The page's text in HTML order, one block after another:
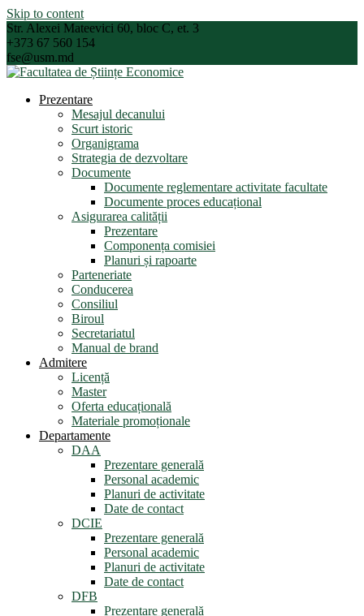
Skip to content
Str. Alexei Mateevici 60, bloc C, et. 3
+373 67 560 154
fse@usm.md
Prezentare
Mesajul decanului
Scurt istoric
Organigrama
Strategia de dezvoltare
Documente
Documente reglementare activitate facultate
Documente proces educațional
Asigurarea calității
Prezentare
Componența comisiei
Planuri și rapoarte
Parteneriate
Conducerea
Consiliul
Biroul
Secretariatul
Manual de brand
Admitere
Licență
Master
Oferta educațională
Materiale promoționale
Departamente
DAA
Prezentare generală
Personal academic
Planuri de activitate
Date de contact
DCIE
Prezentare generală
Personal academic
Planuri de activitate
Date de contact
DFB
Prezentare generală